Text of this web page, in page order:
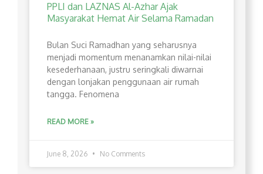
PPLI dan LAZNAS Al-Azhar Ajak
Masyarakat Hemat Air Selama Ramadan
Bulan Suci Ramadhan yang seharusnya
menjadi momentum menanamkan nilai-nilai
kesederhanaan, justru seringkali diwarnai
dengan lonjakan penggunaan air rumah
tangga. Fenomena
READ MORE »
June 8, 2026 No Comments